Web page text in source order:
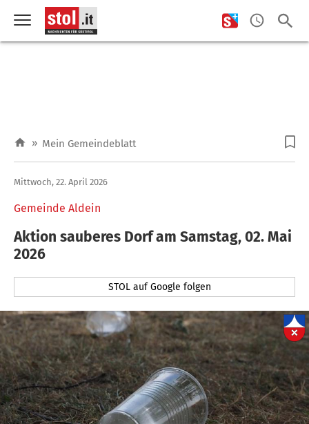
» Mein Gemeindeblatt
Gemeinde Aldein
Mittwoch, 22. April 2026
Aktion sauberes Dorf am Samstag, 02. Mai
2026
STOL auf Google folgen